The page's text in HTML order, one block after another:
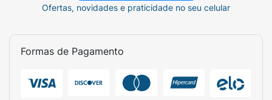
Ofertas, novidades e praticidade no seu celular
Formas de Pagamento